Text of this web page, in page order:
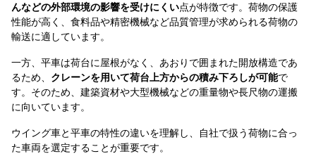
んなどの外部環境の影響を受けにくい点が特徴です。荷物の保護
性能が高く、食料品や精密機械など品質管理が求められる荷物の
輸送に適しています。
一方、平車は荷台に屋根がなく、あおりで囲まれた開放構造であ
るため、 クレーンを用いて荷台上方からの積み下ろしが可能で
す。そのため、建築資材や大型機械などの重量物や長尺物の運搬
に向いています。
ウイング車と平車の特性の違いを理解し、自社で扱う荷物に合っ
た車両を選定することが重要です。